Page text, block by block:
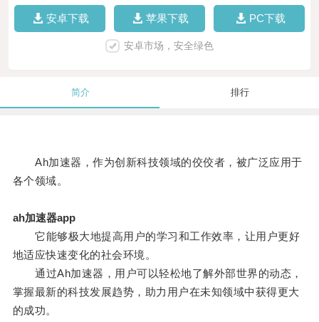
安卓下载 苹果下载 PC下载
安卓市场，安全绿色
简介 排行
Ah加速器，作为创新科技领域的佼佼者，被广泛应用于
各个领域。
ah加速器app
它能够极大地提高用户的学习和工作效率，让用户更好
地适应快速变化的社会环境。
通过Ah加速器，用户可以轻松地了解外部世界的动态，
掌握最新的科技发展趋势，助力用户在未知领域中获得更大
的成功。